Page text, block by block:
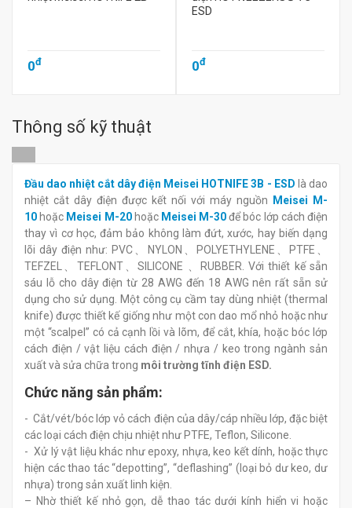
0đ
ESD
0đ
Thông số kỹ thuật
Đầu dao nhiệt cắt dây điện Meisei HOTNIFE 3B - ESD là dao
nhiệt cắt dây điện được kết nối với máy nguồn
Meisei M-
10 hoặc Meisei M-20hoặc Meisei M-30để bóc lớp cách điện
thay vì cơ học, đảm bảo không làm đứt, xước, hay biến dạng
lõi dây điện như: PVC、NYLON、POLYETHYLENE、PTFE、
TEFZEL、TEFLONT、SILICONE 、RUBBER. Với thiết kế sẵn
sáu lỗ cho dây điện từ 28 AWG đến 18 AWG nên rất sẵn sử
dụng cho sử dụng. Một công cụ cầm tay dùng nhiệt (thermal
knife) được thiết kế giống như một con dao mổ nhỏ hoặc như
một “scalpel” có cả cạnh lồi và lõm, để cắt, khía, hoặc bóc lớp
cách điện / vật liệu cách điện / nhựa / keo trong ngành sản
xuất và sửa chữa trong môi trường tĩnh điện ESD.
Chức năng sản phẩm:
- Cắt/vét/bóc lớp vỏ cách điện của dây/cáp nhiều lớp, đặc biệt
các loại cách điện chịu nhiệt như PTFE, Teflon, Silicone.
- Xử lý vật liệu khác như epoxy, nhựa, keo kết dính, hoặc thực
hiện các thao tác “depotting”, “deflashing” (loại bỏ dư keo, dư
nhựa) trong sản xuất linh kiện.
– Nhờ thiết kế nhỏ gọn, dễ thao tác dưới kính hiển vi hoặc